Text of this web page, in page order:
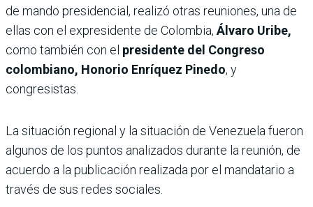
de mando presidencial, realizó otras reuniones, una de
ellas con el expresidente de Colombia, Álvaro Uribe,
como también con el presidente del Congreso
colombiano, Honorio Enríquez Pinedo, y
congresistas.
La situación regional y la situación de Venezuela fueron
algunos de los puntos analizados durante la reunión, de
acuerdo a la publicación realizada por el mandatario a
través de sus redes sociales.